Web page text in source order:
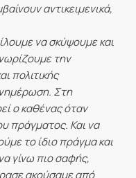
αντικειμενικά,
να σκύψουμε και
την
πολιτικής
Στη
ο καθένας όταν
πράγματος. Και να
το ίδιο πράγμα και
γίνω πιο σαφής,
ακούσαμε από